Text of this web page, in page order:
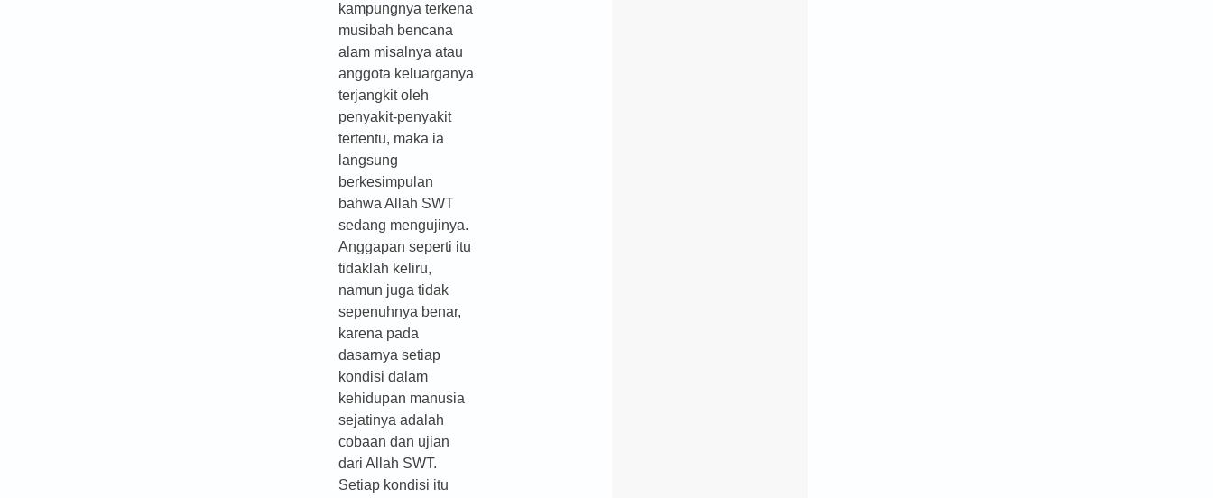
kampungnya terkena
musibah bencana
alam misalnya atau
anggota keluarganya
terjangkit oleh
penyakit-penyakit
tertentu, maka ia
langsung
berkesimpulan
bahwa Allah SWT
sedang mengujinya.
Anggapan seperti itu
tidaklah keliru,
namun juga tidak
sepenuhnya benar,
karena pada
dasarnya setiap
kondisi dalam
kehidupan manusia
sejatinya adalah
cobaan dan ujian
dari Allah SWT.
Setiap kondisi itu